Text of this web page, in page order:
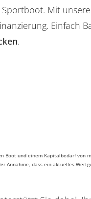
Mit
Einfach
.
und einem Kapitalbedarf von
Annahme, dass ein aktuelles